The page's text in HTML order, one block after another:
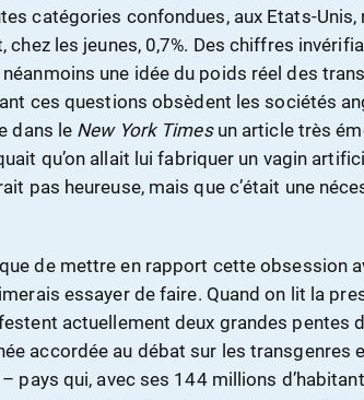
catégories confondues, aux Etats-Unis,
chez les jeunes, 0,7%. Des chiffres
une idée du poids réel des
ces questions obsèdent les sociétés
dans le New York Timesun article très
qu’on allait lui fabriquer un vagin
pas heureuse, mais que c’était une
de mettre en rapport cette obsession
essayer de faire. Quand on lit la
actuellement deux grandes pentes
accordée au débat sur les transgenres
pays qui, avec ses 144 millions